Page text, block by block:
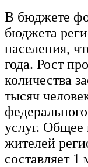
В бюджете
бюджета
населения,
года. Рост
количества
тысяч
услуг. Общее
жителей
составляет